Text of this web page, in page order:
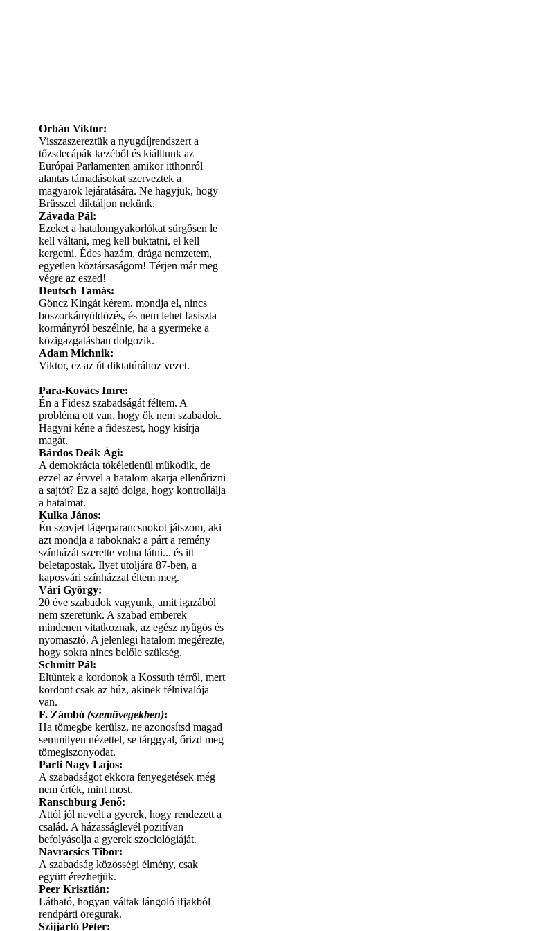
Orbán Viktor:
Visszaszereztük a nyugdíjrendszert a
tőzsdecápák kezéből és kiálltunk az
Európai Parlamenten amikor itthonról
alantas támadásokat szerveztek a
magyarok lejáratására. Ne hagyjuk, hogy
Brüsszel diktáljon nekünk.
Závada Pál:
Ezeket a hatalomgyakorlókat sürgősen le
kell váltani, meg kell buktatni, el kell
kergetni. Édes hazám, drága nemzetem,
egyetlen köztársaságom! Térjen már meg
végre az eszed!
Deutsch Tamás:
Göncz Kingát kérem, mondja el, nincs
boszorkányüldözés, és nem lehet fasiszta
kormányról beszélnie, ha a gyermeke a
közigazgatásban dolgozik.
Adam Michnik:
Viktor, ez az út diktatúrához vezet.
Para-Kovács Imre:
Én a Fidesz szabadságát féltem. A
probléma ott van, hogy ők nem szabadok.
Hagyni kéne a fideszest, hogy kisírja
magát.
Bárdos Deák Ági:
A demokrácia tökéletlenül működik, de
ezzel az érvvel a hatalom akarja ellenőrizni
a sajtót? Ez a sajtó dolga, hogy kontrollálja
a hatalmat.
Kulka János:
Én szovjet lágerparancsnokot játszom, aki
azt mondja a raboknak: a párt a remény
színházát szerette volna látni... és itt
beletapostak. Ilyet utoljára 87-ben, a
kaposvári színházzal éltem meg.
Vári György:
20 éve szabadok vagyunk, amit igazából
nem szeretünk. A szabad emberek
mindenen vitatkoznak, az egész nyűgös és
nyomasztó. A jelenlegi hatalom megérezte,
hogy sokra nincs belőle szükség.
Schmitt Pál:
Eltűntek a kordonok a Kossuth térről, mert
kordont csak az húz, akinek félnivalója
van.
F. Zámbó (szemüvegekben):
Ha tömegbe kerülsz, ne azonosítsd magad
semmilyen nézettel, se tárggyal, őrizd meg
tömegiszonyodat.
Parti Nagy Lajos:
A szabadságot ekkora fenyegetések még
nem érték, mint most.
Ranschburg Jenő:
Attól jól nevelt a gyerek, hogy rendezett a
család. A házasságlevél pozitívan
befolyásolja a gyerek szociológiáját.
Navracsics Tibor:
A szabadság közösségi élmény, csak
együtt érezhetjük.
Peer Krisztián:
Látható, hogyan váltak lángoló ifjakból
rendpárti öregurak.
Szijjártó Péter: